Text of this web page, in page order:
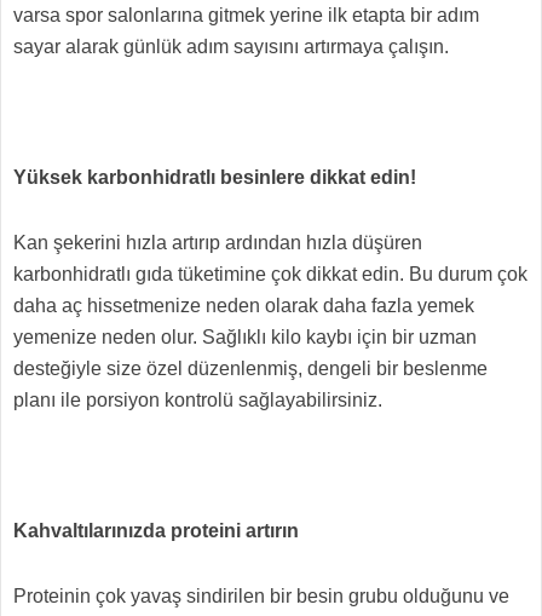
varsa spor salonlarına gitmek yerine ilk etapta bir adım
sayar alarak günlük adım sayısını artırmaya çalışın.
Yüksek karbonhidratlı besinlere dikkat edin!
Kan şekerini hızla artırıp ardından hızla düşüren
karbonhidratlı gıda tüketimine çok dikkat edin. Bu durum çok
daha aç hissetmenize neden olarak daha fazla yemek
yemenize neden olur. Sağlıklı kilo kaybı için bir uzman
desteğiyle size özel düzenlenmiş, dengeli bir beslenme
planı ile porsiyon kontrolü sağlayabilirsiniz.
Kahvaltılarınızda proteini artırın
Proteinin çok yavaş sindirilen bir besin grubu olduğunu ve